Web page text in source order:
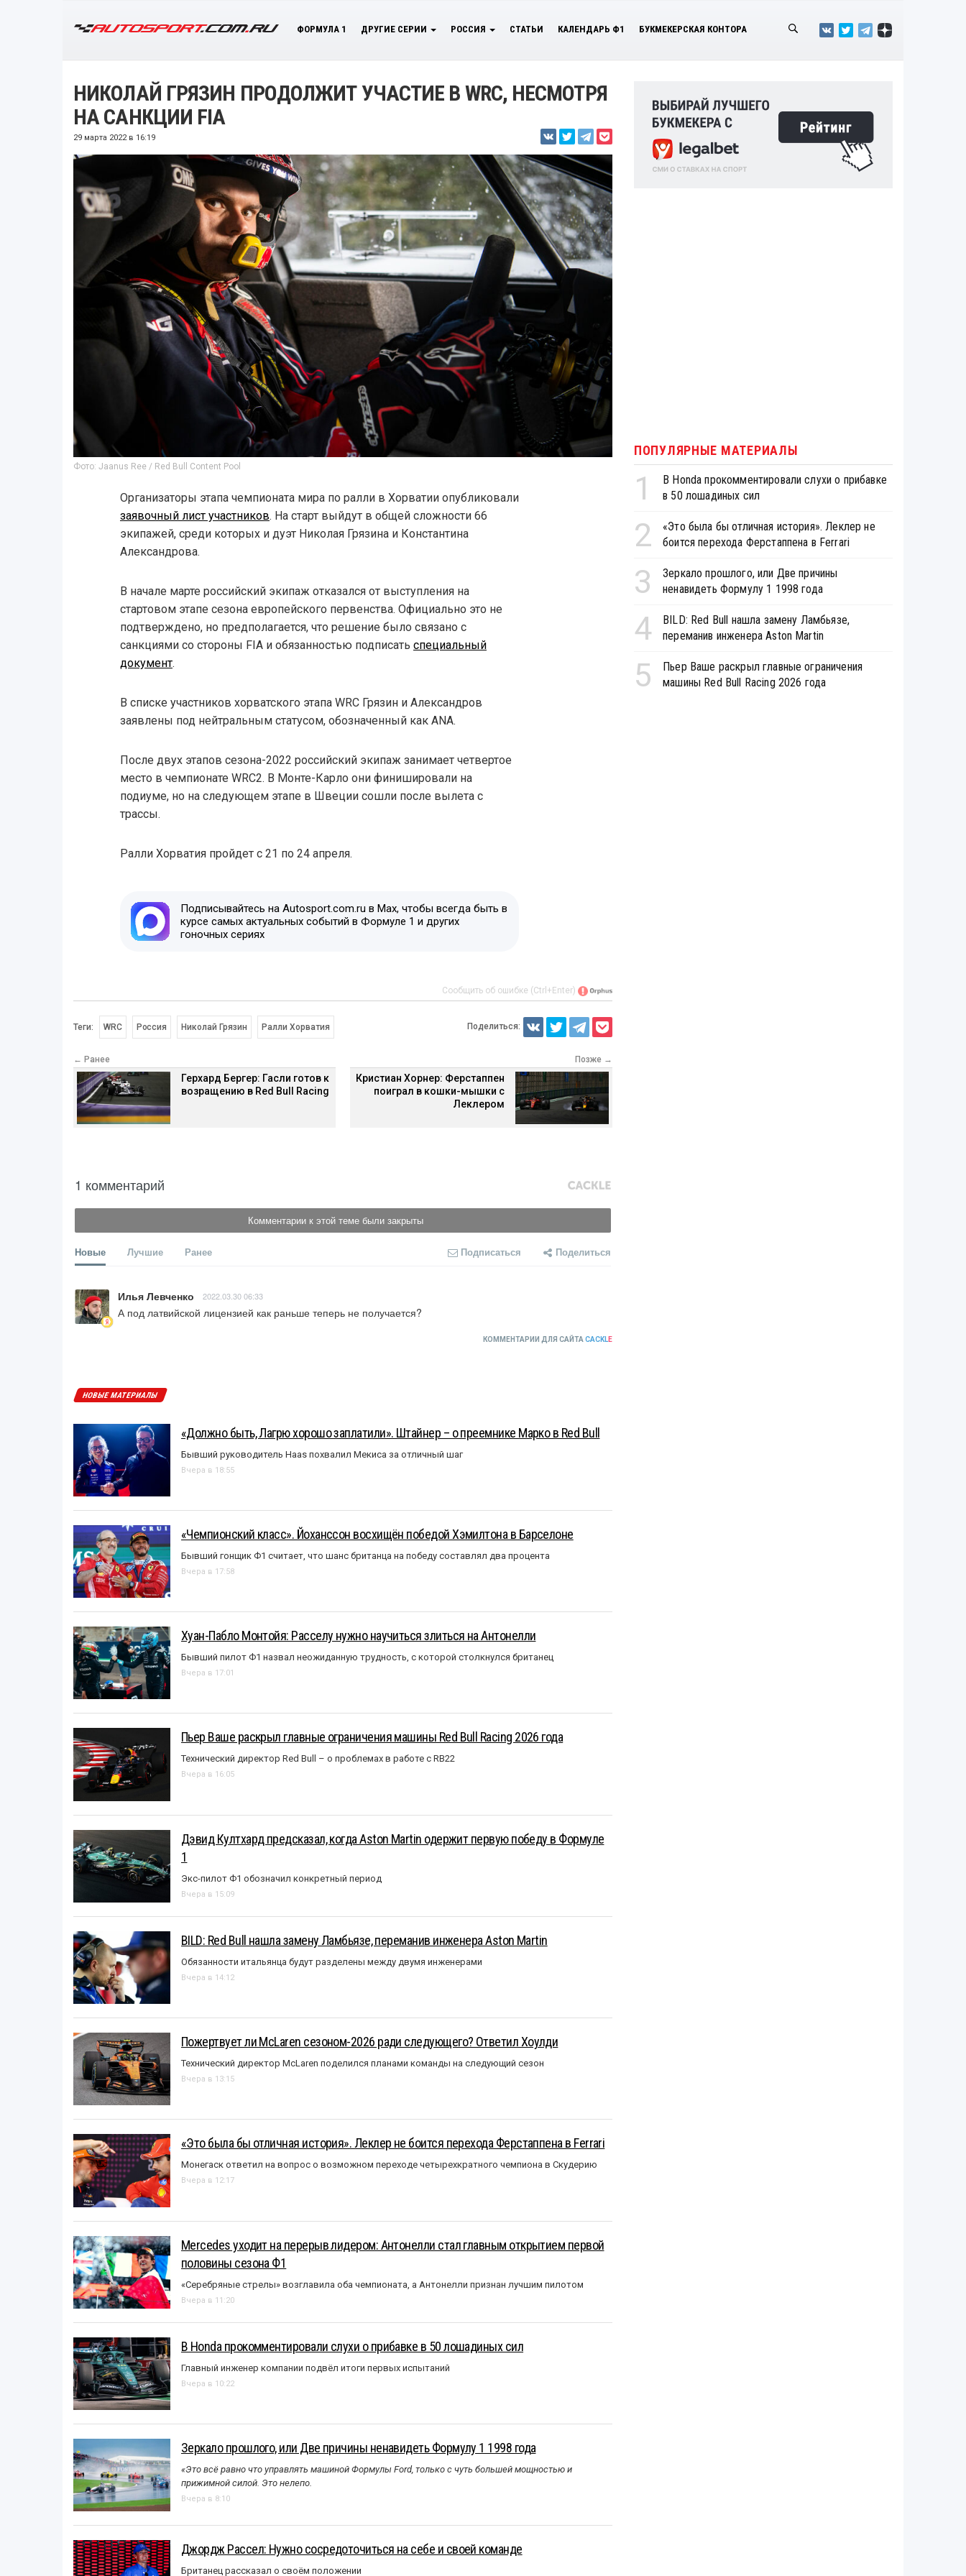
ФОРМУЛА 1 ДРУГИЕ СЕРИИ РОССИЯ СТАТЬИ КАЛЕНДАРЬ Ф1 БУКМЕКЕРСКАЯ КОНТОРА
НИКОЛАЙ ГРЯЗИН ПРОДОЛЖИТ УЧАСТИЕ В WRC, НЕСМОТРЯ
НА САНКЦИИ FIA
29 марта 2022 в 16:19
Фото: Jaanus Ree / Red Bull Content Pool
Организаторы этапа чемпионата мира по ралли в Хорватии опубликовали
заявочный лист участников. На старт выйдут в общей сложности 66
экипажей, среди которых и дуэт Николая Грязина и Константина
Александрова.
В начале марте российский экипаж отказался от выступления на
стартовом этапе сезона европейского первенства. Официально это не
подтверждено, но предполагается, что решение было связано с
санкциями со стороны FIA и обязанностью подписать специальный
документ.
В списке участников хорватского этапа WRC Грязин и Александров
заявлены под нейтральным статусом, обозначенный как ANA.
После двух этапов сезона-2022 российский экипаж занимает четвертое
место в чемпионате WRC2. В Монте-Карло они финишировали на
подиуме, но на следующем этапе в Швеции сошли после вылета с
трассы.
Ралли Хорватия пройдет с 21 по 24 апреля.
Подписывайтесь на Autosport.com.ru в Max, чтобы всегда быть в
курсе самых актуальных событий в Формуле 1 и других
гоночных сериях
Сообщить об ошибке (Ctrl+Enter)
Теги: WRC Россия Николай Грязин Ралли Хорватия Поделиться:
← Ранее
Герхард Бергер: Гасли готов к
возращению в Red Bull Racing
Позже →
Кристиан Хорнер: Ферстаппен
поиграл в кошки-мышки с
Леклером
1 комментарий
Комментарии к этой теме были закрыты
Новые Лучшие Ранее Подписаться Поделиться
Илья Левченко 2022.03.30 06:33
А под латвийской лицензией как раньше теперь не получается?
КОММЕНТАРИИ ДЛЯ САЙТА CACKLE
НОВЫЕ МАТЕРИАЛЫ
«Должно быть, Лагрю хорошо заплатили». Штайнер – о преемнике Марко в Red Bull
Бывший руководитель Haas похвалил Мекиса за отличный шаг
Вчера в 18:55
«Чемпионский класс». Йоханссон восхищён победой Хэмилтона в Барселоне
Бывший гонщик Ф1 считает, что шанс британца на победу составлял два процента
Вчера в 17:58
Хуан-Пабло Монтойя: Расселу нужно научиться злиться на Антонелли
Бывший пилот Ф1 назвал неожиданную трудность, с которой столкнулся британец
Вчера в 17:01
Пьер Ваше раскрыл главные ограничения машины Red Bull Racing 2026 года
Технический директор Red Bull – о проблемах в работе с RB22
Вчера в 16:05
Дэвид Култхард предсказал, когда Aston Martin одержит первую победу в Формуле
1
Экс-пилот Ф1 обозначил конкретный период
Вчера в 15:09
BILD: Red Bull нашла замену Ламбьязе, переманив инженера Aston Martin
Обязанности итальянца будут разделены между двумя инженерами
Вчера в 14:12
Пожертвует ли McLaren сезоном-2026 ради следующего? Ответил Хоулди
Технический директор McLaren поделился планами команды на следующий сезон
Вчера в 13:15
«Это была бы отличная история». Леклер не боится перехода Ферстаппена в Ferrari
Монегаск ответил на вопрос о возможном переходе четырехкратного чемпиона в Скудерию
Вчера в 12:17
Mercedes уходит на перерыв лидером: Антонелли стал главным открытием первой
половины сезона Ф1
«Серебряные стрелы» возглавила оба чемпионата, а Антонелли признан лучшим пилотом
Вчера в 11:20
В Honda прокомментировали слухи о прибавке в 50 лошадиных сил
Главный инженер компании подвёл итоги первых испытаний
Вчера в 10:22
Зеркало прошлого, или Две причины ненавидеть Формулу 1 1998 года
«Это всё равно что управлять машиной Формулы Ford, только с чуть большей мощностью и
прижимной силой. Это нелепо.
Вчера в 8:10
Джордж Рассел: Нужно сосредоточиться на себе и своей команде
Британец рассказал о своём положении
ПОПУЛЯРНЫЕ МАТЕРИАЛЫ
1
В Honda прокомментировали слухи о прибавке
в 50 лошадиных сил
2
«Это была бы отличная история». Леклер не
боится перехода Ферстаппена в Ferrari
3
Зеркало прошлого, или Две причины
ненавидеть Формулу 1 1998 года
4
BILD: Red Bull нашла замену Ламбьязе,
переманив инженера Aston Martin
5
Пьер Ваше раскрыл главные ограничения
машины Red Bull Racing 2026 года